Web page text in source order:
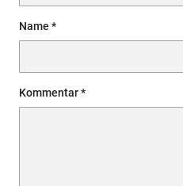
Name
Kommentar